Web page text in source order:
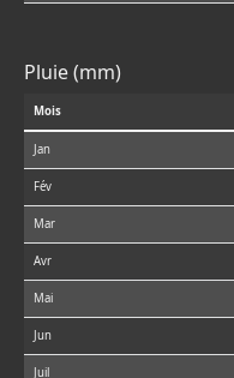
Pluie (mm)
Mois
Jan
Fév
Mar
Avr
Mai
Jun
Juil